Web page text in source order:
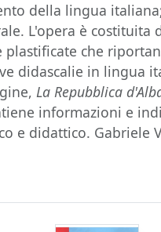
della lingua
L'opera è costituita
plastificate che
didascalie in lingua
La Repubblica
informazioni e
e didattico. Gabriele